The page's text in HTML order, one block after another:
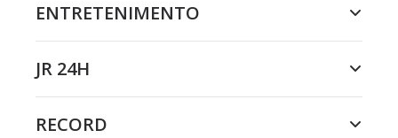
ENTRETENIMENTO
JR 24H
RECORD